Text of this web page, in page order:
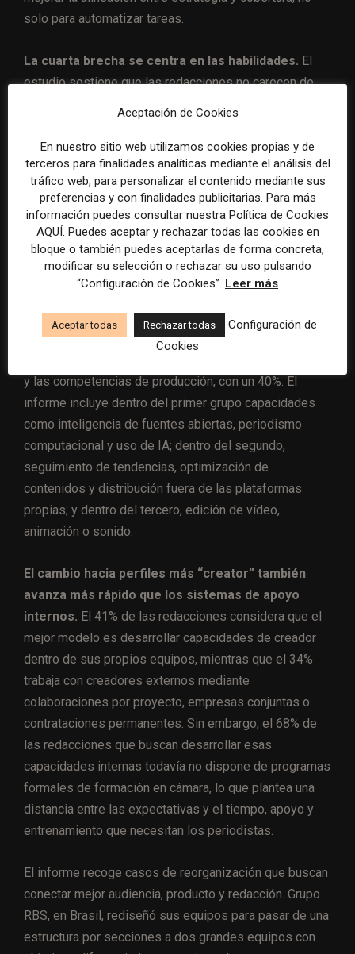
solo para automatizar tareas.
La cuarta brecha se centra en las habilidades. El
estudio sostiene que las redacciones no carecen de
recursos suficientes. El 61% declara no tener
programas formales de formación para nuevas
habilidades, frente al 39% que sí dispone de
estructuras más robustas. Las redacciones con
programas estructurados o con desarrollo estratégico
de capacidades muestran niveles más altos de
confianza en su preparación actual y futura.
Las habilidades más citadas para preparar las
redacciones son el periodismo apoyado en tecnología,
y las competencias de producción, con un 40%. El
informe incluye dentro del primer grupo capacidades
como inteligencia de fuentes abiertas, periodismo
computacional y uso de IA; dentro del segundo,
seguimiento de tendencias, optimización de
contenidos y distribución fuera de las plataformas
propias; y dentro del tercero, edición de vídeo,
animación o sonido.
El cambio hacia perfiles más “creator” también
avanza más rápido que los sistemas de apoyo
internos. El 41% de las redacciones considera que el
mejor modelo es desarrollar capacidades de creador
dentro de sus propios equipos, mientras que el 34%
trabaja con creadores externos mediante
colaboraciones por proyecto, empresas conjuntas o
contrataciones permanentes. Sin embargo, el 68% de
las redacciones que buscan desarrollar esas
capacidades internas todavía no dispone de programas
formales de formación en cámara, lo que plantea una
distancia entre las expectativas y el tiempo, apoyo y
entrenamiento que necesitan los periodistas.
El informe recoge casos de reorganización que buscan
conectar mejor audiencia, producto y redacción. Grupo
RBS, en Brasil, rediseñó sus equipos para pasar de una
estructura por secciones a dos grandes equipos con
Aceptación de Cookies
En nuestro sitio web utilizamos cookies propias y de
terceros para finalidades analíticas mediante el análisis del
tráfico web, para personalizar el contenido mediante sus
preferencias y con finalidades publicitarias. Para más
información puedes consultar nuestra Política de Cookies
AQUÍ. Puedes aceptar y rechazar todas las cookies en
bloque o también puedes aceptarlas de forma concreta,
modificar su selección o rechazar su uso pulsando
“Configuración de Cookies”. Leer más
Aceptar todas Rechazar todas
Configuración de
Cookies